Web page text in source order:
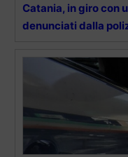
Catania, in giro con
denunciati dalla